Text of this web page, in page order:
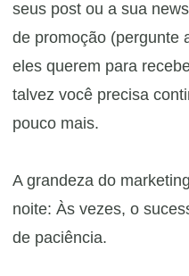
seus post ou a sua
de promoção (pergunte
eles querem para
talvez você precisa
pouco mais.
A grandeza do
noite: Às vezes, o
de paciência.